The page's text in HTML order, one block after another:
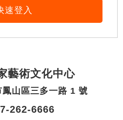
速登入
藝術文化中心
山區三多一路 1 號
262-6666